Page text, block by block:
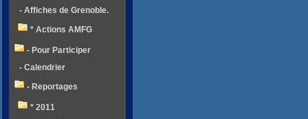
- Affiches de Grenoble.
* Actions AMFG
- Pour Participer
- Calendrier
- Reportages
* 2011